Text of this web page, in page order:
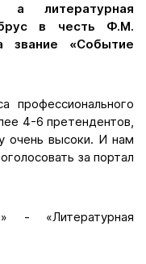
а литературная
в честь Ф.М.
звание «Событие
профессионального
4-6 претендентов,
очень высоки. И нам
за портал
- «Литературная